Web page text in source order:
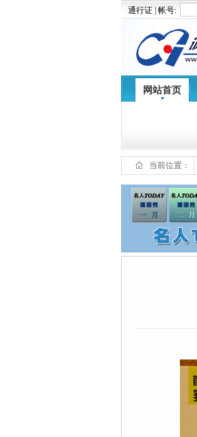
通行证 | 帐号:
网站首页
当前位置：